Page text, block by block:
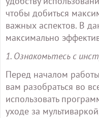
чтобы добиться
важных аспектов. В
максимально
1. Ознакомьтесь с
Перед началом
вам разобраться во
использовать
уходе за